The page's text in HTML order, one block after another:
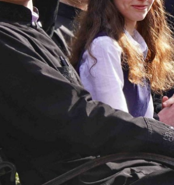
ДУХОВНО
—
Читати